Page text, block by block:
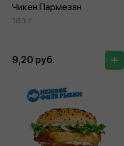
Чикен Пармезан
183 г
9,20 руб.